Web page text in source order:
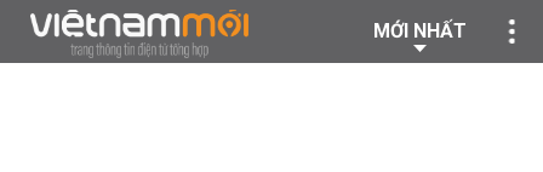
MỚI NHẤT